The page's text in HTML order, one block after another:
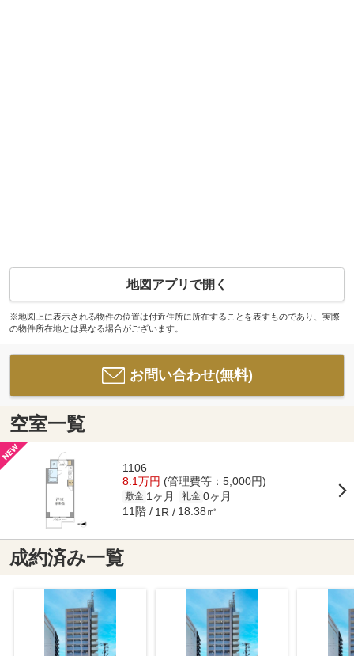
地図アプリで開く
※地図上に表示される物件の位置は付近住所に所在することを表すものであり、実際
の物件所在地とは異なる場合がございます。
お問い合わせ(無料)
空室一覧
1106
8.1万円 (管理費等：5,000円)
敷金 1ヶ月 礼金 0ヶ月
11階 1R 18.38㎡
成約済み一覧